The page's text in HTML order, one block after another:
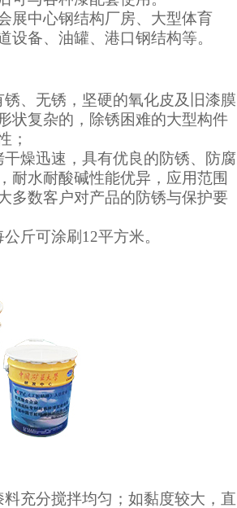
展中心钢结构厂房、大型体育
设备、油罐、港口钢结构等。
、无锈，坚硬的氧化皮及旧漆膜
状复杂的，除锈困难的大型构件
；
燥迅速，具有优良的防锈、防腐
耐水耐酸碱性能优异，应用范围
多数客户对产品的防锈与保护要
斤可涂刷12平方米。
充分搅拌均匀；如黏度较大，直